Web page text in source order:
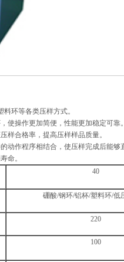
环等各类压样方式。
使操作更加简便，性能更加稳定可靠。
样合格率，提高压样样品质量。
动作程序相结合，使压样完成后能够
命。
40
硼酸/钢环/铝杯/塑料环/低
220
100